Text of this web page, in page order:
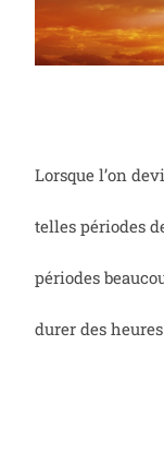
Lorsque l’on
telles périodes
périodes
durer des